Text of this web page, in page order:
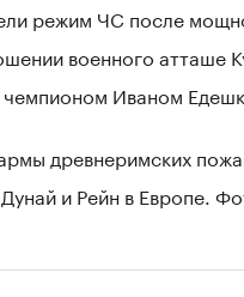
режим ЧС после
военного атташе
Иваном
древнеримских
и Рейн в Европе.